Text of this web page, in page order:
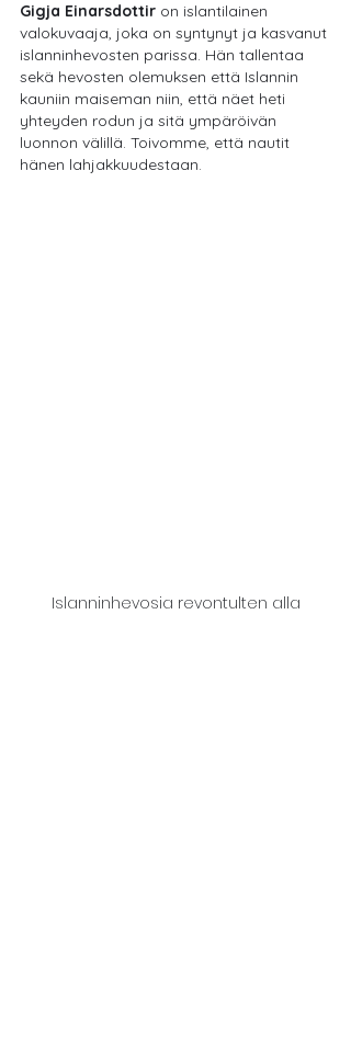
Gigja Einarsdottir on islantilainen
valokuvaaja, joka on syntynyt ja kasvanut
islanninhevosten parissa. Hän tallentaa
sekä hevosten olemuksen että Islannin
kauniin maiseman niin, että näet heti
yhteyden rodun ja sitä ympäröivän
luonnon välillä. Toivomme, että nautit
hänen lahjakkuudestaan.
Islanninhevosia revontulten alla